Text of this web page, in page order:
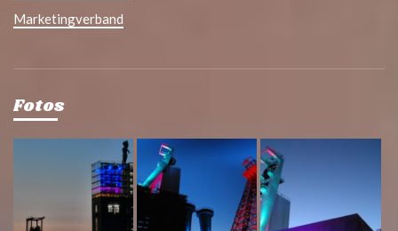
Marketingverband
Fotos